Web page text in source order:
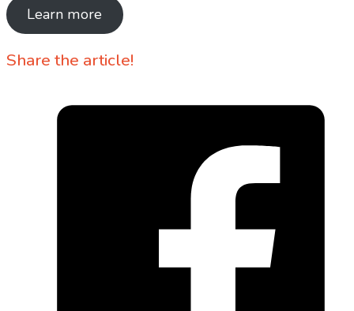
Learn more
Share the article!